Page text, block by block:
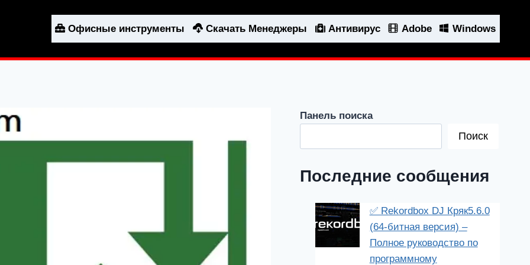
Офисные инструменты Скачать Менеджеры Антивирус Adobe Windows
Панель поиска
Поиск
Последние сообщения
✅ Rekordbox DJ Кряк5.6.0
(64-битная версия) –
Полное руководство по
программному